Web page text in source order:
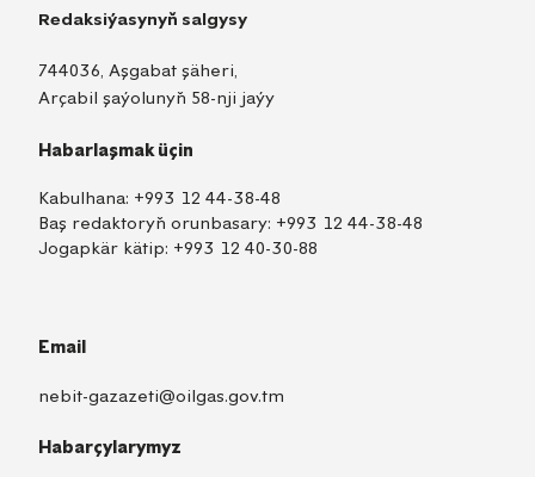
Redaksiýasynyň salgysy
744036, Aşgabat şäheri,
Arçabil şaýolunyň 58-nji jaýy
Habarlaşmak üçin
Kabulhana: +993 12 44-38-48
Baş redaktoryň orunbasary: +993 12 44-38-48
Jogapkär kätip: +993 12 40-30-88
Email
nebit-gazazeti@oilgas.gov.tm
Habarçylarymyz